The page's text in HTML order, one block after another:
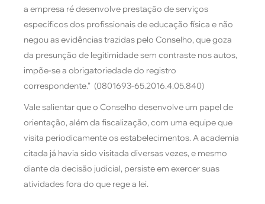
a empresa ré desenvolve prestação de serviços
específicos dos profissionais de educação física e não
negou as evidências trazidas pelo Conselho, que goza
da presunção de legitimidade sem contraste nos autos,
impõe-se a obrigatoriedade do registro
correspondente.” (0801693-65.2016.4.05.840)
Vale salientar que o Conselho desenvolve um papel de
orientação, além da fiscalização, com uma equipe que
visita periodicamente os estabelecimentos. A academia
citada já havia sido visitada diversas vezes, e mesmo
diante da decisão judicial, persiste em exercer suas
atividades fora do que rege a lei.